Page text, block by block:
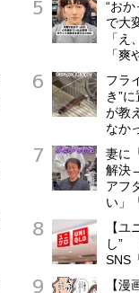
“お
で大
「え
「
フラ
き”
が教
なか
妻に
解決
アフ
い」
【
し”
SNS
【